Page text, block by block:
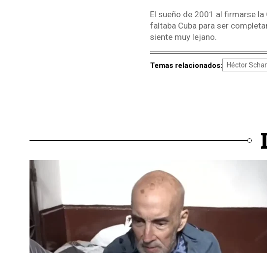
El sueño de 2001 al firmarse
faltaba Cuba para ser
siente muy lejano.
Temas relacionados: Héctor